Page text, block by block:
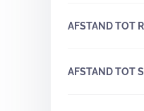
AFSTAND TOT
AFSTAND TOT